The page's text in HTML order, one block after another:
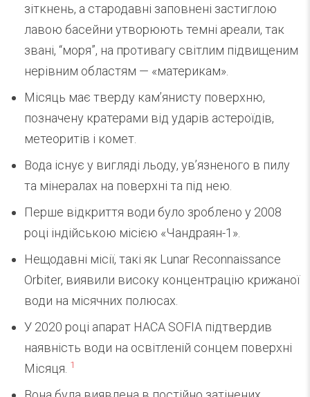
зіткнень, а стародавні заповнені застиглою
лавою басейни утворюють темні ареали, так
звані, “моря”, на противагу світлим підвищеним
нерівним областям — «материкам».
Місяць має тверду кам’янисту поверхню,
позначену кратерами від ударів астероїдів,
метеоритів і комет.
Вода існує у вигляді льоду, ув’язненого в пилу
та мінералах на поверхні та під нею.
Перше відкриття води було зроблено у 2008
році індійською місією «Чандраян-1».
Нещодавні місії, такі як Lunar Reconnaissance
Orbiter, виявили високу концентрацію крижаної
води на місячних полюсах.
У 2020 році апарат НАСА SOFIA підтвердив
наявність води на освітленій сонцем поверхні
Місяця. 1